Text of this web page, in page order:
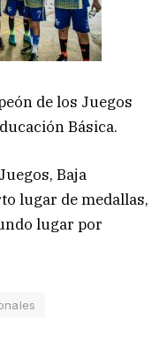
de los Juegos
Básica.
Baja
lugar de medallas,
lugar por